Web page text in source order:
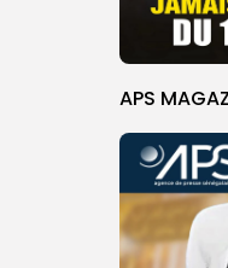
APS